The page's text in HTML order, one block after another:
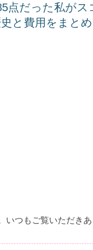
点だった私が
と費用をまと
いつもご覧いただき